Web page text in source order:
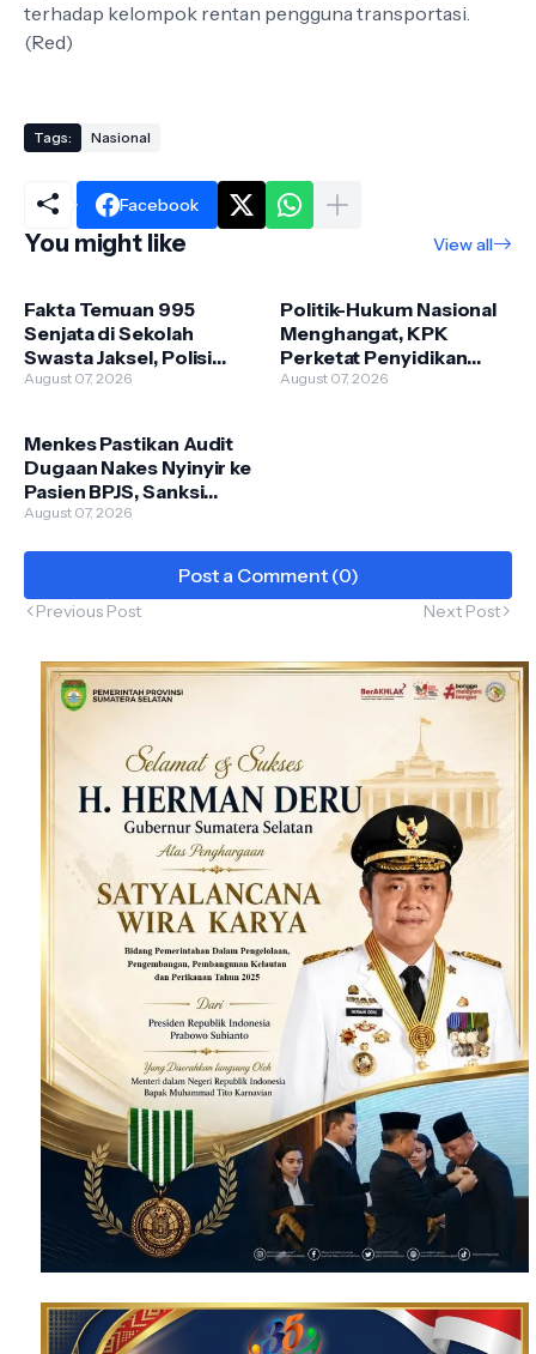
terhadap kelompok rentan pengguna transportasi.
(Red)
Tags: Nasional
Facebook
You might like View all
Fakta Temuan 995
Senjata di Sekolah
Swasta Jaksel, Polisi
Selidiki Legalitas dan
August 07, 2026
Politik-Hukum Nasional
Menghangat, KPK
Perketat Penyidikan
hingga Istana Bantah Isu
August 07, 2026
Menkes Pastikan Audit
Dugaan Nakes Nyinyir ke
Pasien BPJS, Sanksi
Tunggu Hasil Investigasi
August 07, 2026
Post a Comment (0)
Previous Post Next Post